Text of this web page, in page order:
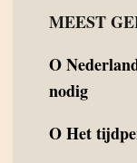
MEEST
O
nodig
OHet